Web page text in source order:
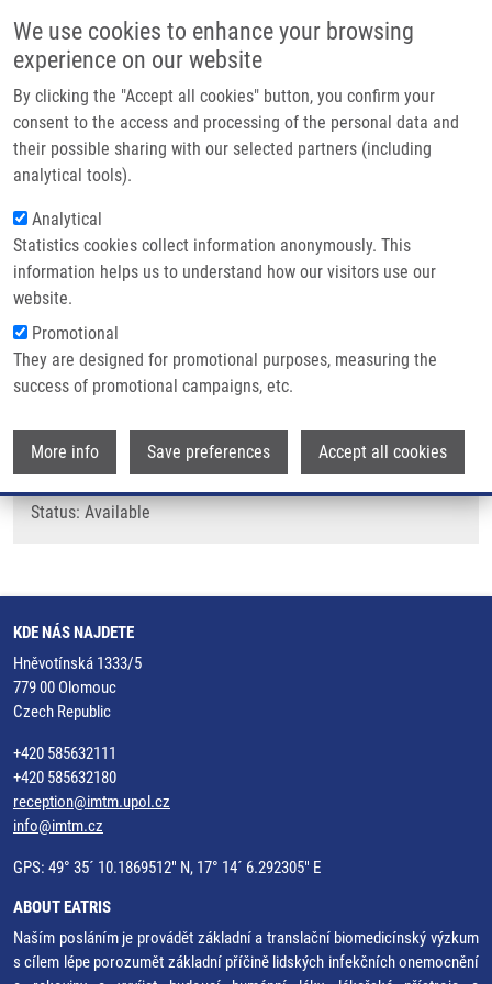
We use cookies to enhance your browsing
experience on our website
By clicking the "Accept all cookies" button, you confirm your
consent to the access and processing of the personal data and
their possible sharing with our selected partners (including
analytical tools).
Analytical
Statistics cookies collect information anonymously. This
information helps us to understand how our visitors use our
website.
Promotional
They are designed for promotional purposes, measuring the
success of promotional campaigns, etc.
More info Save preferences Accept all cookies
Main
Domů
Partner institutions
Technologie a služby
Kontakt
Drobečková navigace
Domů SURFACE MODIFIED PARTICLES (Cígler)
SURFACE MODIFIED PARTICLES
(Cígler)
SURFACE MODIFIED PARTICLES (Cígler)
Patent: CZ 309422; Granted: 28.12.2022; Ownership:
Institute of Organic Chemistry and Biochemistry CAS,
Palacky University Olomouc; Inventors:
Published Application PCT/CZ2021/050103 under WO
2022/068982 (7.4.2022)
Status: Available
KDE NÁS NAJDETE
Hněvotínská 1333/5
779 00 Olomouc
Czech Republic
+420 585632111
+420 585632180
reception@imtm.upol.cz
info@imtm.cz
GPS: 49° 35´ 10.1869512" N, 17° 14´ 6.292305" E
ABOUT EATRIS
Naším posláním je provádět základní a translační biomedicínský výzkum
s cílem lépe porozumět základní příčině lidských infekčních onemocnění